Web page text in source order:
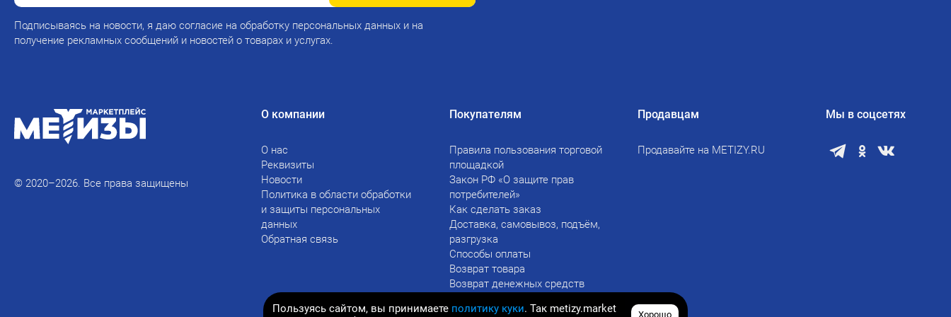
Пользуясь сайтом, вы принимаете политику куки. Так metizy.market
Хорошо
Подписываясь на новости, я даю согласие на обработку персональных данных и на
получение рекламных сообщений и новостей о товарах и услугах.
© 2020–2026. Все права защищены
О компании
О нас
Реквизиты
Новости
Политика в области обработки
и защиты персональных
данных
Обратная связь
Покупателям
Правила пользования торговой
площадкой
Закон РФ «О защите прав
потребителей»
Как сделать заказ
Доставка, самовывоз, подъём,
разгрузка
Способы оплаты
Возврат товара
Возврат денежных средств
Продавцам
Продавайте на METIZY.RU
Мы в соцсетях